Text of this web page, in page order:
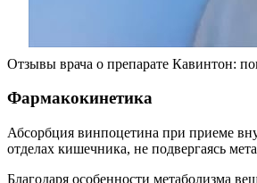
Отзывы врача о препарате Кавинтон:
Фармакокинетика
Абсорбция винпоцетина при приеме
отделах кишечника, не подвергаясь
Благодаря особенности метаболизма